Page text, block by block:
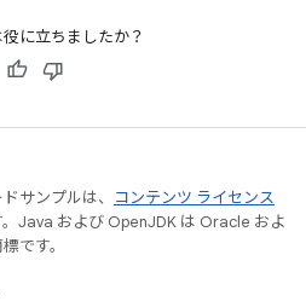
に立ちましたか？
サンプルは、
コンテンツ ライセンス
Java および OpenJDK は Oracle およ
です。